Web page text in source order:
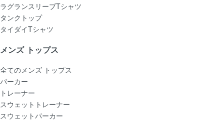
ラグランスリーブTシャツ
タンクトップ
タイダイTシャツ
メンズ トップス
全てのメンズ トップス
パーカー
トレーナー
スウェットトレーナー
スウェットパーカー